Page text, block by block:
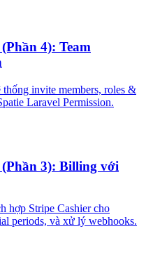
4): Team
thống invite members, roles &
Laravel Permission.
3): Billing với
hợp Stripe Cashier cho
periods, và xử lý webhooks.